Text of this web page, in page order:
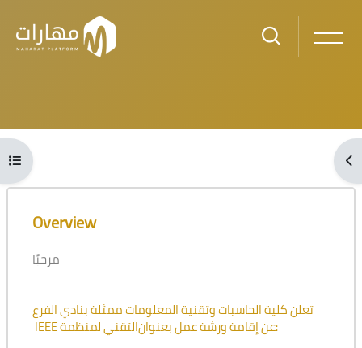
Skip to main content
Blocks
Open course index
Blocks
Skip [Cocoon] Course Overview
Overview
مرحبًا
تعلن كلية الحاسبات وتقنية المعلومات ممثلة بنادي الفرع
التقني لمنظمة IEEEعن إقامة ورشة عمل بعنوان: